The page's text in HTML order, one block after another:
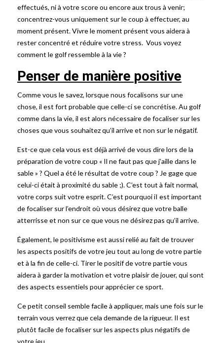
effectués, ni à votre score ou encore aux trous à venir;
concentrez-vous uniquement sur le coup à effectuer, au
moment présent. Vivre le moment présent vous aidera à
rester concentré et réduire votre stress. Vous voyez
comment le golf ressemble à la vie ?
Penser de manière positive
Comme vous le savez, lorsque nous focalisons sur une
chose, il est fort probable que celle-ci se concrétise. Au golf
comme dans la vie, il est alors nécessaire de focaliser sur les
choses que vous souhaitez qu’il arrive et non sur le négatif.
Est-ce que cela vous est déjà arrivé de vous dire lors de la
préparation de votre coup « Il ne faut pas que j’aille dans le
sable » ? Quel a été le résultat de votre coup ? Je gage que
celui-ci était à proximité du sable ;). C’est tout à fait normal,
votre corps suit votre esprit. C’est pourquoi iI est important
de focaliser sur l’endroit où vous désirez que votre balle
atterrisse et non sur ce que vous ne désirez pas qu’il arrive.
Également, le positivisme est aussi relié au fait de trouver
les aspects positifs de votre jeu tout au long de votre partie
et à la fin de celle-ci. Tirer le positif de votre partie vous
aidera à garder la motivation et votre plaisir de jouer, qui sont
des aspects essentiels pour apprécier ce sport.
Ce petit conseil semble facile à appliquer, mais une fois sur le
terrain vous verrez que cela demande de la rigueur. Il est
plutôt facile de focaliser sur les aspects plus négatifs de
votre jeu.